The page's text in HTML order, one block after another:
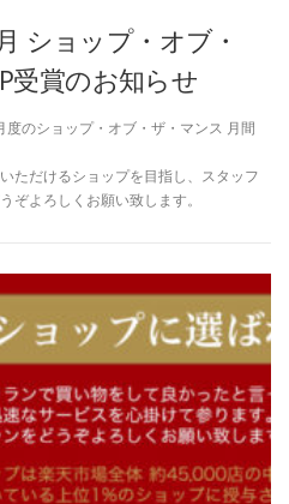
ショップ・オブ・
受賞のお知らせ
のショップ・オブ・ザ・マンス 月間
ただけるショップを目指し、スタッフ
ぞよろしくお願い致します。